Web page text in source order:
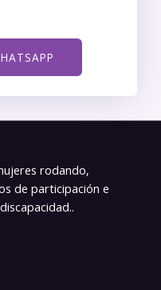
rodando,
de participación e